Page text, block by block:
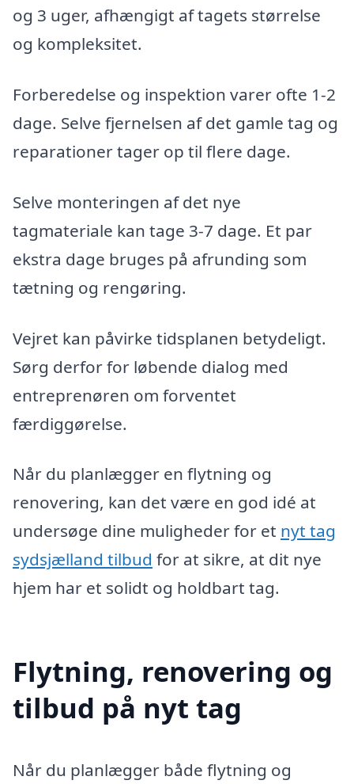
og 3 uger, afhængigt af tagets størrelse
og kompleksitet.
Forberedelse og inspektion varer ofte 1-2
dage. Selve fjernelsen af det gamle tag og
reparationer tager op til flere dage.
Selve monteringen af det nye
tagmateriale kan tage 3-7 dage. Et par
ekstra dage bruges på afrunding som
tætning og rengøring.
Vejret kan påvirke tidsplanen betydeligt.
Sørg derfor for løbende dialog med
entreprenøren om forventet
færdiggørelse.
Når du planlægger en flytning og
renovering, kan det være en god idé at
undersøge dine muligheder for et nyt tag
sydsjælland tilbud for at sikre, at dit nye
hjem har et solidt og holdbart tag.
Flytning, renovering og
tilbud på nyt tag
Når du planlægger både flytning og